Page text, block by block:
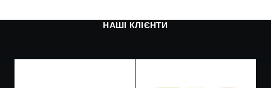
НАШІ КЛІЄНТИ